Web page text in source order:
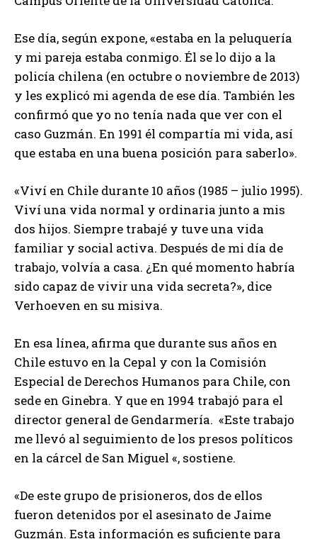
Ese día, según expone, «estaba en la peluquería
y mi pareja estaba conmigo. Él se lo dijo a la
policía chilena (en octubre o noviembre de 2013)
y les explicó mi agenda de ese día. También les
confirmó que yo no tenía nada que ver con el
caso Guzmán. En 1991 él compartía mi vida, así
que estaba en una buena posición para saberlo».
«Viví en Chile durante 10 años (1985 – julio 1995).
Viví una vida normal y ordinaria junto a mis
dos hijos. Siempre trabajé y tuve una vida
familiar y social activa. Después de mi día de
trabajo, volvía a casa. ¿En qué momento habría
sido capaz de vivir una vida secreta?», dice
Verhoeven en su misiva.
En esa línea, afirma que durante sus años en
Chile estuvo en la Cepal y con la Comisión
Especial de Derechos Humanos para Chile, con
sede en Ginebra. Y que en 1994 trabajó para el
director general de Gendarmería. «Este trabajo
me llevó al seguimiento de los presos políticos
en la cárcel de San Miguel «, sostiene.
«De este grupo de prisioneros, dos de ellos
fueron detenidos por el asesinato de Jaime
Guzmán. Esta información es suficiente para